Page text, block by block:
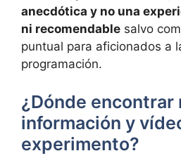
anecdótica y no una
ni recomendable salvo
puntual para aficionados a
programación.
¿Dónde encontrar
información y
experimento?